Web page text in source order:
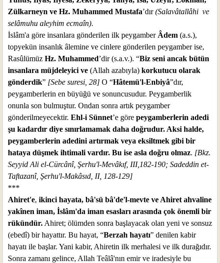
Zülkarneyn ve Hz. Muhammed Mustafa’dır(Salavâtallâhi ve
selâmuhu aleyhim ecmaîn).
İslâm'a göre insanlara gönderilen ilk peygamber Âdem (a.s.),
topyekün insanlık âlemine ve cinlere gönderilen peygamber ise,
Rasûlümüz Hz. Muhammed’dir (s.a.v.). “Biz seni ancak bütün
insanlara müjdeleyici ve (Allah azabıyla) korkutucu olarak
gönderdik” [Sebe suresi, 28] O “Hâtemü'l-Enbiyâ”dır,
peygamberlerin en büyüğü ve sonuncusudur. Peygamberlik
onunla son bulmuştur. Ondan sonra artık peygamber
gönderilmeyecektir. Ehl-i Sünnet’e göre peygamberlerin adedi
şu kadardır diye sınırlamamak daha doğrudur. Aksi halde,
peygamberlerin adedini artırmak veya eksiltmek gibi bir
hataya düşmek ihtimali vardır. Bu ise asla doğru olmaz. [Bkz.
Seyyid Ali el-Cürcânî, Şerhu'l-Mevâkıf, III,182-190; Sadeddin et-
Taftazanî, Şerhu'l-Makâsıd, II, 128-129]
***
Ahiret'e, ikinci hayata, bâ'sü bâ'de'l-mevte ve Ahiret ahvaline
yakînen iman, İslâm'da iman esasları arasında çok önemli bir
rükündür. Ahiret; ölümden sonra başlayacak olan yeni ve sonsuz
(ebedî) bir hayattır. Bu hayat, “Berzah hayatı” denilen kabir
hayatı ile başlar. Yani kabir, Ahiretin ilk merhalesi ve ilk durağıdır.
Sonra zamanı gelince, Allah Teâlâ'nın emir ve iradesiyle bu